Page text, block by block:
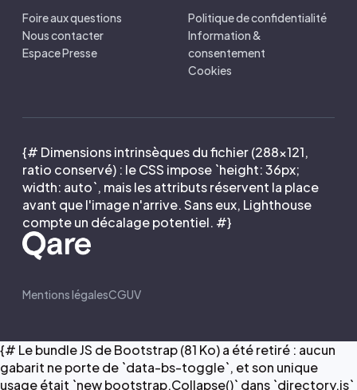
Foire aux questions
Nous contacter
Espace Presse
Politique de confidentialité
Information &
consentement
Cookies
{# Dimensions intrinsèques du fichier (288×121,
ratio conservé) : le CSS impose `height: 36px;
width: auto`, mais les attributs réservent la place
avant que l'image n'arrive. Sans eux, Lighthouse
compte un décalage potentiel. #}
Mentions légalesCGUV
{# Le bundle JS de Bootstrap (81 Ko) a été retiré : aucun
gabarit ne porte de `data-bs-toggle`, et son unique
usage était `new bootstrap.Collapse()` dans `directory.js`